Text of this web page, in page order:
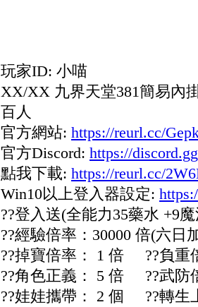
玩家ID: 小喵
XX/XX 九界天堂381簡易內
百人
官方網站: https://reurl.cc/
官方Discord: https://
點我下載: https://reurl.cc/
Win10以上登入器設定:
??登入送(全能力35藥水 +9
??經驗倍率：30000 倍(六日
??掉寶倍率： 1 倍 ??負重
??角色正義： 5 倍 ??武防
??娃娃攜帶： 2 個 ??轉生